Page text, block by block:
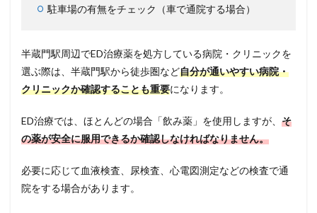
駐車場の有無をチェック（車で通院する場合）
半蔵門駅周辺でED治療薬を処方している病院・クリニックを
選ぶ際は、半蔵門駅から徒歩圏など自分が通いやすい病院・
クリニックか確認することも重要になります。
ED治療では、ほとんどの場合「飲み薬」を使用しますが、 そ
の薬が安全に服用できるか確認しなければなりません。
必要に応じて血液検査、尿検査、心電図測定などの検査で通
院をする場合があります。